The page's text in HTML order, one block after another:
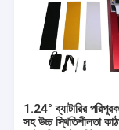
1.24° ব্যাটারির
সহ উচ্চ স্থিতিশীলতা